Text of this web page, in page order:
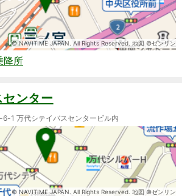
© NAVITIME JAPAN. All Rights Reserved. 地図 ©ゼンリン
降所
ンター
1 万代シテイバスセンタービル内
© NAVITIME JAPAN. All Rights Reserved. 地図 ©ゼンリン